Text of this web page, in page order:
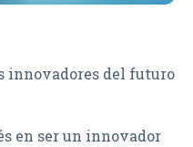
innovadores del futuro
en ser un innovador